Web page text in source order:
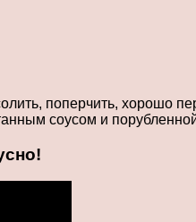
поперчить, хорошо
соусом и